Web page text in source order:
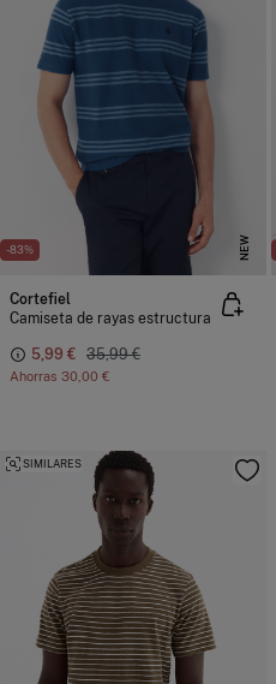
-83% NEW
Cortefiel
Camiseta de rayas estructura
5,99 € 35,99 €
Ahorras 30,00 €
SIMILARES